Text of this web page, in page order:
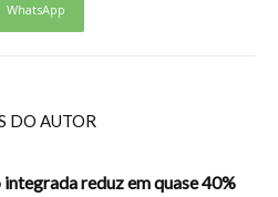
WhatsApp
DO AUTOR
reduz em quase 40%